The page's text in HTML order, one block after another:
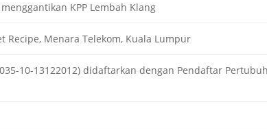
KPP Lembah Klang
Recipe, Menara Telekom, Kuala Lumpur
10-13122012) didaftarkan dengan Pendaftar